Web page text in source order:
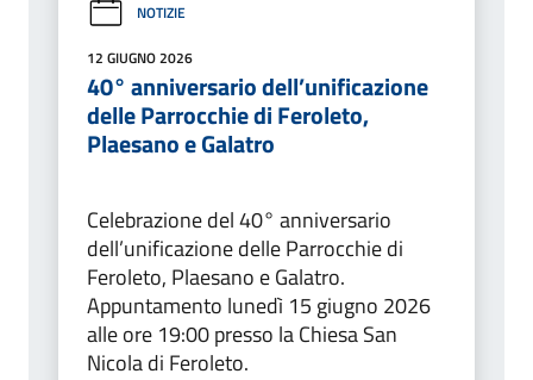
NOTIZIE
12 GIUGNO 2026
40° anniversario dell’unificazione
delle Parrocchie di Feroleto,
Plaesano e Galatro
Celebrazione del 40° anniversario
dell’unificazione delle Parrocchie di
Feroleto, Plaesano e Galatro.
Appuntamento lunedì 15 giugno 2026
alle ore 19:00 presso la Chiesa San
Nicola di Feroleto.